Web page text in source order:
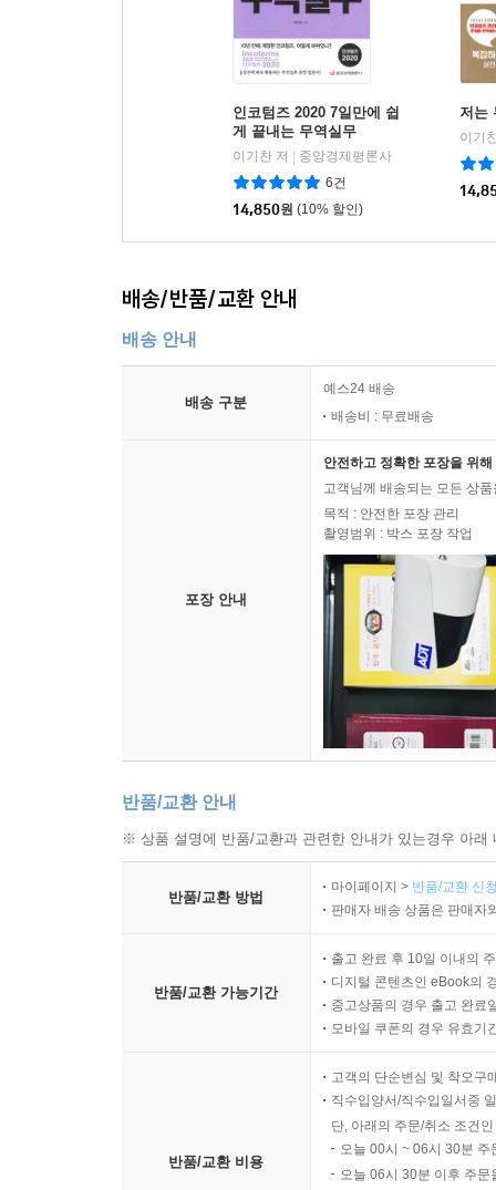
인코텀즈 2020 7일만에 쉽
게 끝내는 무역실무
이기찬 저
중앙경제평론사
6건
14,850원 (10% 할인)
저는
이기
배송/반품/교환 안내
배송 안내
배송 구분
예스24 배송
배송비 : 무료배송
포장 안내
안전하고 정확한 포장을 위
고객님께 배송되는 모든 상
목적 : 안전한 포장 관리
촬영범위 : 박스 포장 작업
반품/교환 안내
※ 상품 설명에 반품/교환과 관련한 안내가 있는경우 아
반품/교환 방법
마이페이지 > 반품/교환 신
판매자 배송 상품은 판매자
반품/교환 가능기간
출고 완료 후 10일 이내의
디지털 콘텐츠인 eBook의
중고상품의 경우 출고 완료
모바일 쿠폰의 경우 유효기
반품/교환 비용
고객의 단순변심 및 착오구
직수입양서/직수입일서중
단, 아래의 주문/취소 조건
오늘 00시 ~ 06시 30분
오늘 06시 30분 이후 주